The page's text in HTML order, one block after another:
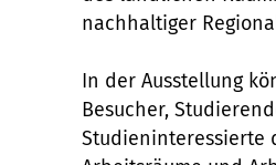
nachhaltiger
In der Ausstellung
Besucher,
Studieninteressierte